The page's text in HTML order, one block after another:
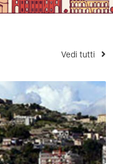
Vedi tutti